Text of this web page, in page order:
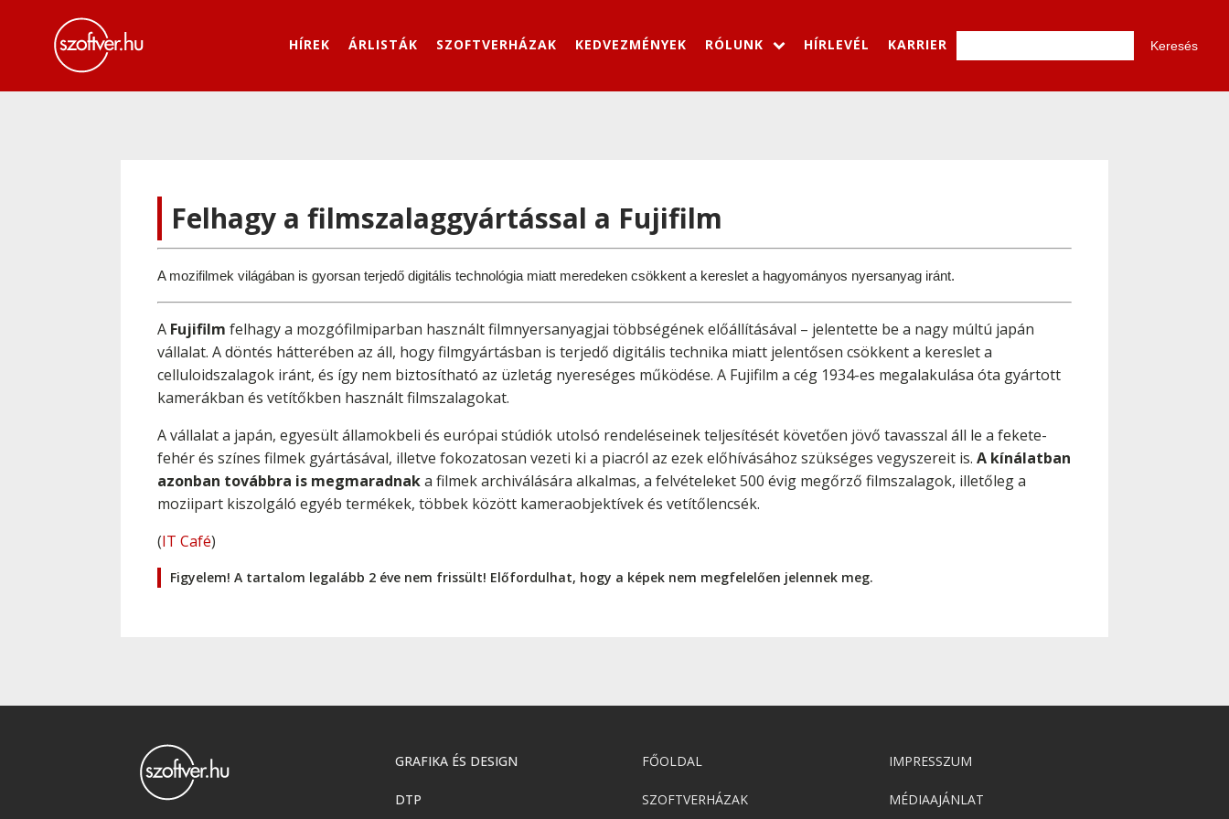
HÍREK ÁRLISTÁK SZOFTVERHÁZAK KEDVEZMÉNYEK RÓLUNK HÍRLEVÉL KARRIER
Felhagy a filmszalaggyártással a Fujifilm
A mozifilmek világában is gyorsan terjedő digitális technológia miatt meredeken csökkent a kereslet a hagyományos nyersanyag iránt.
A Fujifilm felhagy a mozgófilmiparban használt filmnyersanyagjai többségének előállításával – jelentette be a nagy múltú japán
vállalat. A döntés hátterében az áll, hogy filmgyártásban is terjedő digitális technika miatt jelentősen csökkent a kereslet a
celluloidszalagok iránt, és így nem biztosítható az üzletág nyereséges működése. A Fujifilm a cég 1934-es megalakulása óta gyártott
kamerákban és vetítőkben használt filmszalagokat.
A vállalat a japán, egyesült államokbeli és európai stúdiók utolsó rendeléseinek teljesítését követően jövő tavasszal áll le a fekete-
fehér és színes filmek gyártásával, illetve fokozatosan vezeti ki a piacról az ezek előhívásához szükséges vegyszereit is. A kínálatban
azonban továbbra is megmaradnaka filmek archiválására alkalmas, a felvételeket 500 évig megőrző filmszalagok, illetőleg a
moziipart kiszolgáló egyéb termékek, többek között kameraobjektívek és vetítőlencsék.
(IT Café)
Figyelem! A tartalom legalább 2 éve nem frissült! Előfordulhat, hogy a képek nem megfelelően jelennek meg.
GRAFIKA ÉS DESIGN
DTP
FŐOLDAL
SZOFTVERHÁZAK
IMPRESSZUM
MÉDIAAJÁNLAT